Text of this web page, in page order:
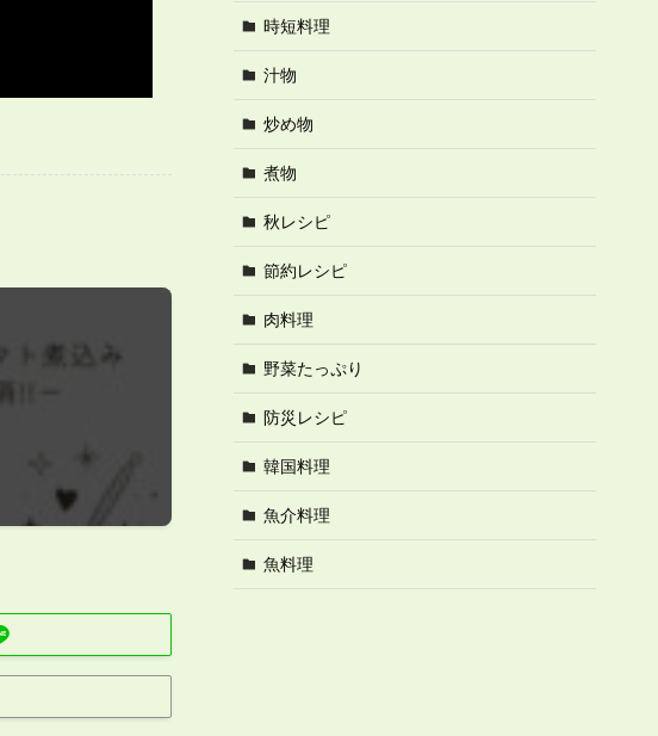
時短料理
汁物
炒め物
煮物
秋レシピ
節約レシピ
肉料理
野菜たっぷり
防災レシピ
韓国料理
魚介料理
魚料理